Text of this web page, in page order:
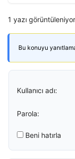
1 yazı
Bu konuyu
Kullanıcı adı:
Parola:
Beni hatırla